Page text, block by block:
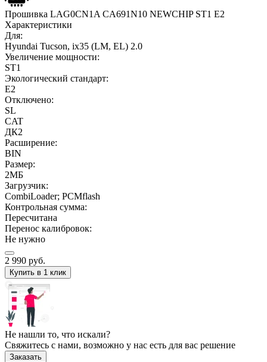
Прошивка LAG0CN1A CA691N10 NEWCHIP ST1 E2
Характеристики
Для:
Hyundai Tucson, ix35 (LM, EL) 2.0
Увеличение мощности:
ST1
Экологический стандарт:
E2
Отключено:
SL
CAT
ДК2
Расширение:
BIN
Размер:
2МБ
Загрузчик:
CombiLoader; PCMflash
Контрольная сумма:
Пересчитана
Перенос калибровок:
Не нужно
2 990 руб.
Купить в 1 клик
Не нашли то, что искали?
Свяжитесь с нами, возможно у нас есть для вас решение
Заказать